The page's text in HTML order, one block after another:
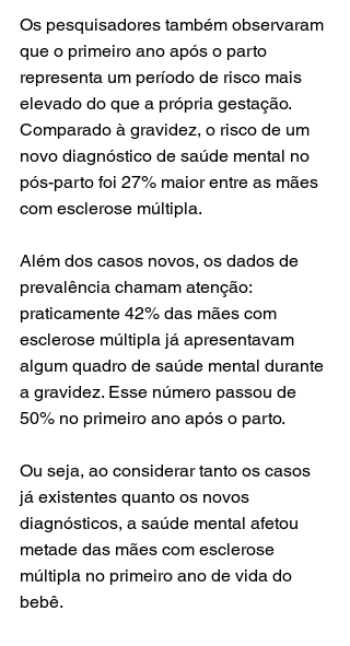
Os pesquisadores também observaram
que o primeiro ano após o parto
representa um período de risco mais
elevado do que a própria gestação.
Comparado à gravidez, o risco de um
novo diagnóstico de saúde mental no
pós-parto foi 27% maior entre as mães
com esclerose múltipla.
Além dos casos novos, os dados de
prevalência chamam atenção:
praticamente 42% das mães com
esclerose múltipla já apresentavam
algum quadro de saúde mental durante
a gravidez. Esse número passou de
50% no primeiro ano após o parto.
Ou seja, ao considerar tanto os casos
já existentes quanto os novos
diagnósticos, a saúde mental afetou
metade das mães com esclerose
múltipla no primeiro ano de vida do
bebê.